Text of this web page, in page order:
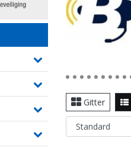
Gitter